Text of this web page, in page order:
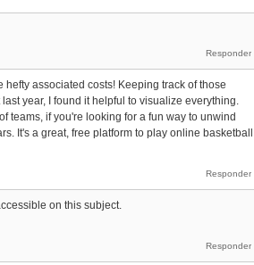
associated costs! Keeping track of those
year, I found it helpful to visualize everything.
teams, if you're looking for a fun way to unwind
It's a great, free platform to play online
on this subject.